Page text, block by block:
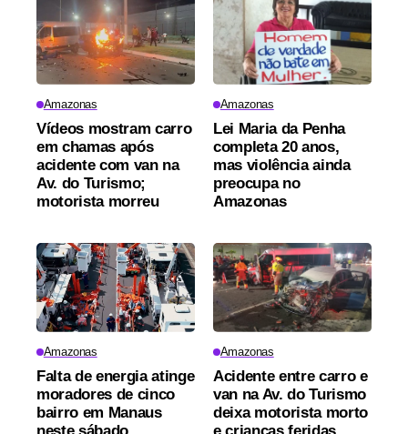
Amazonas
Vídeos mostram carro
em chamas após
acidente com van na
Av. do Turismo;
motorista morreu
Amazonas
Lei Maria da Penha
completa 20 anos,
mas violência ainda
preocupa no
Amazonas
Amazonas
Falta de energia atinge
moradores de cinco
bairro em Manaus
neste sábado
Amazonas
Acidente entre carro e
van na Av. do Turismo
deixa motorista morto
e crianças feridas